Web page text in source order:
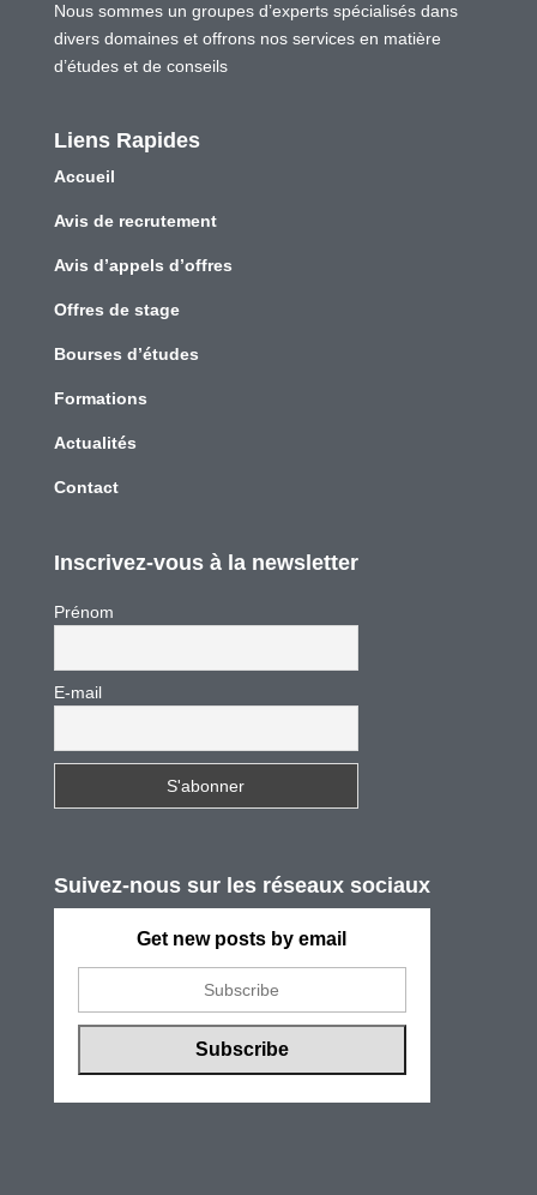
Nous sommes un groupes d’experts spécialisés dans
divers domaines et offrons nos services en matière
d’études et de conseils
Liens Rapides
Accueil
Avis de recrutement
Avis d’appels d’offres
Offres de stage
Bourses d’études
Formations
Actualités
Contact
Inscrivez-vous à la newsletter
Prénom
E-mail
Suivez-nous sur les réseaux sociaux
Get new posts by email